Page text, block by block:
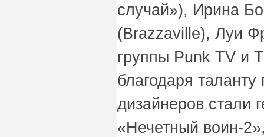
случай»), Ирина
(Brazzaville), Луи
группы Punk TV и
благодаря
дизайнеров стали
«Нечетный воин-